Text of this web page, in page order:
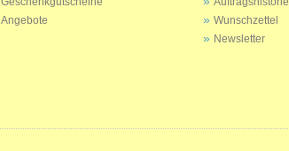
Angebote
Wunschzettel
Newsletter